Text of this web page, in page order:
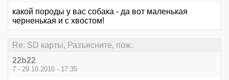
какой породы у вас собака - да вот маленькая
черненькая и с хвостом!
Re: SD карты, Разъясните, пож.
22b22
7 - 29.10.2010 - 17:35